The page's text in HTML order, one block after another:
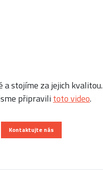
stojíme za jejich kvalitou.
připravilitoto video.
Kontaktujte nás